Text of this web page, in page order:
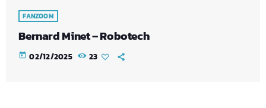
FANZOOM
Bernard Minet – Robotech
today 02/12/2025 23